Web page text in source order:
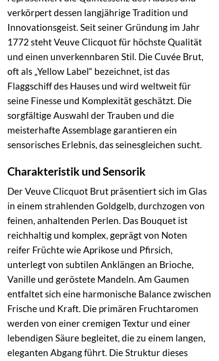
verkörpert dessen langjährige Tradition und
Innovationsgeist. Seit seiner Gründung im Jahr
1772 steht Veuve Clicquot für höchste Qualität
und einen unverkennbaren Stil. Die Cuvée Brut,
oft als „Yellow Label“ bezeichnet, ist das
Flaggschiff des Hauses und wird weltweit für
seine Finesse und Komplexität geschätzt. Die
sorgfältige Auswahl der Trauben und die
meisterhafte Assemblage garantieren ein
sensorisches Erlebnis, das seinesgleichen sucht.
Charakteristik und Sensorik
Der Veuve Clicquot Brut präsentiert sich im Glas
in einem strahlenden Goldgelb, durchzogen von
feinen, anhaltenden Perlen. Das Bouquet ist
reichhaltig und komplex, geprägt von Noten
reifer Früchte wie Aprikose und Pfirsich,
unterlegt von subtilen Anklängen an Brioche,
Vanille und geröstete Mandeln. Am Gaumen
entfaltet sich eine harmonische Balance zwischen
Frische und Kraft. Die primären Fruchtaromen
werden von einer cremigen Textur und einer
lebendigen Säure begleitet, die zu einem langen,
eleganten Abgang führt. Die Struktur dieses